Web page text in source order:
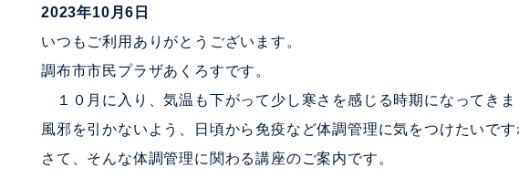
2023年10月6日
いつもご利用ありがとうございます。
調布市市民プラザあくろすです。
１０月に入り、気温も下がって少し寒さを感じる時期になってきま
風邪を引かないよう、日頃から免疫など体調管理に気をつけたいで
さて、そんな体調管理に関わる講座のご案内です。